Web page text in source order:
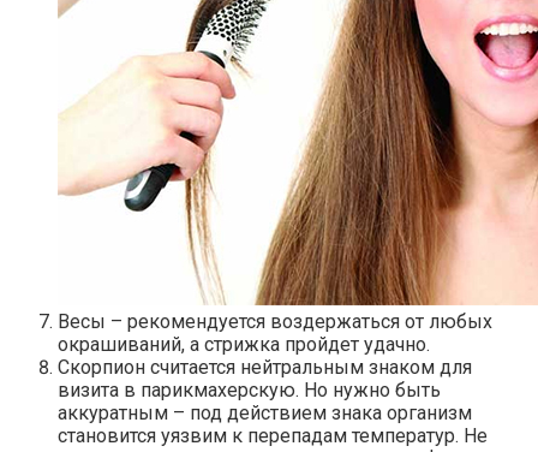
Весы – рекомендуется воздержаться от любых
окрашиваний, а стрижка пройдет удачно.
Скорпион считается нейтральным знаком для
визита в парикмахерскую. Но нужно быть
аккуратным – под действием знака организм
становится уязвим к перепадам температур. Не